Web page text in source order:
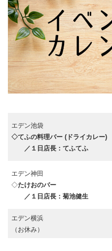
エデン池袋
◇てふの料理バー (ドライカレー)
／１日店長：てふてふ
エデン神田
◇たけおのバー
／１日店長：菊池健生
エデン横浜
（お休み）